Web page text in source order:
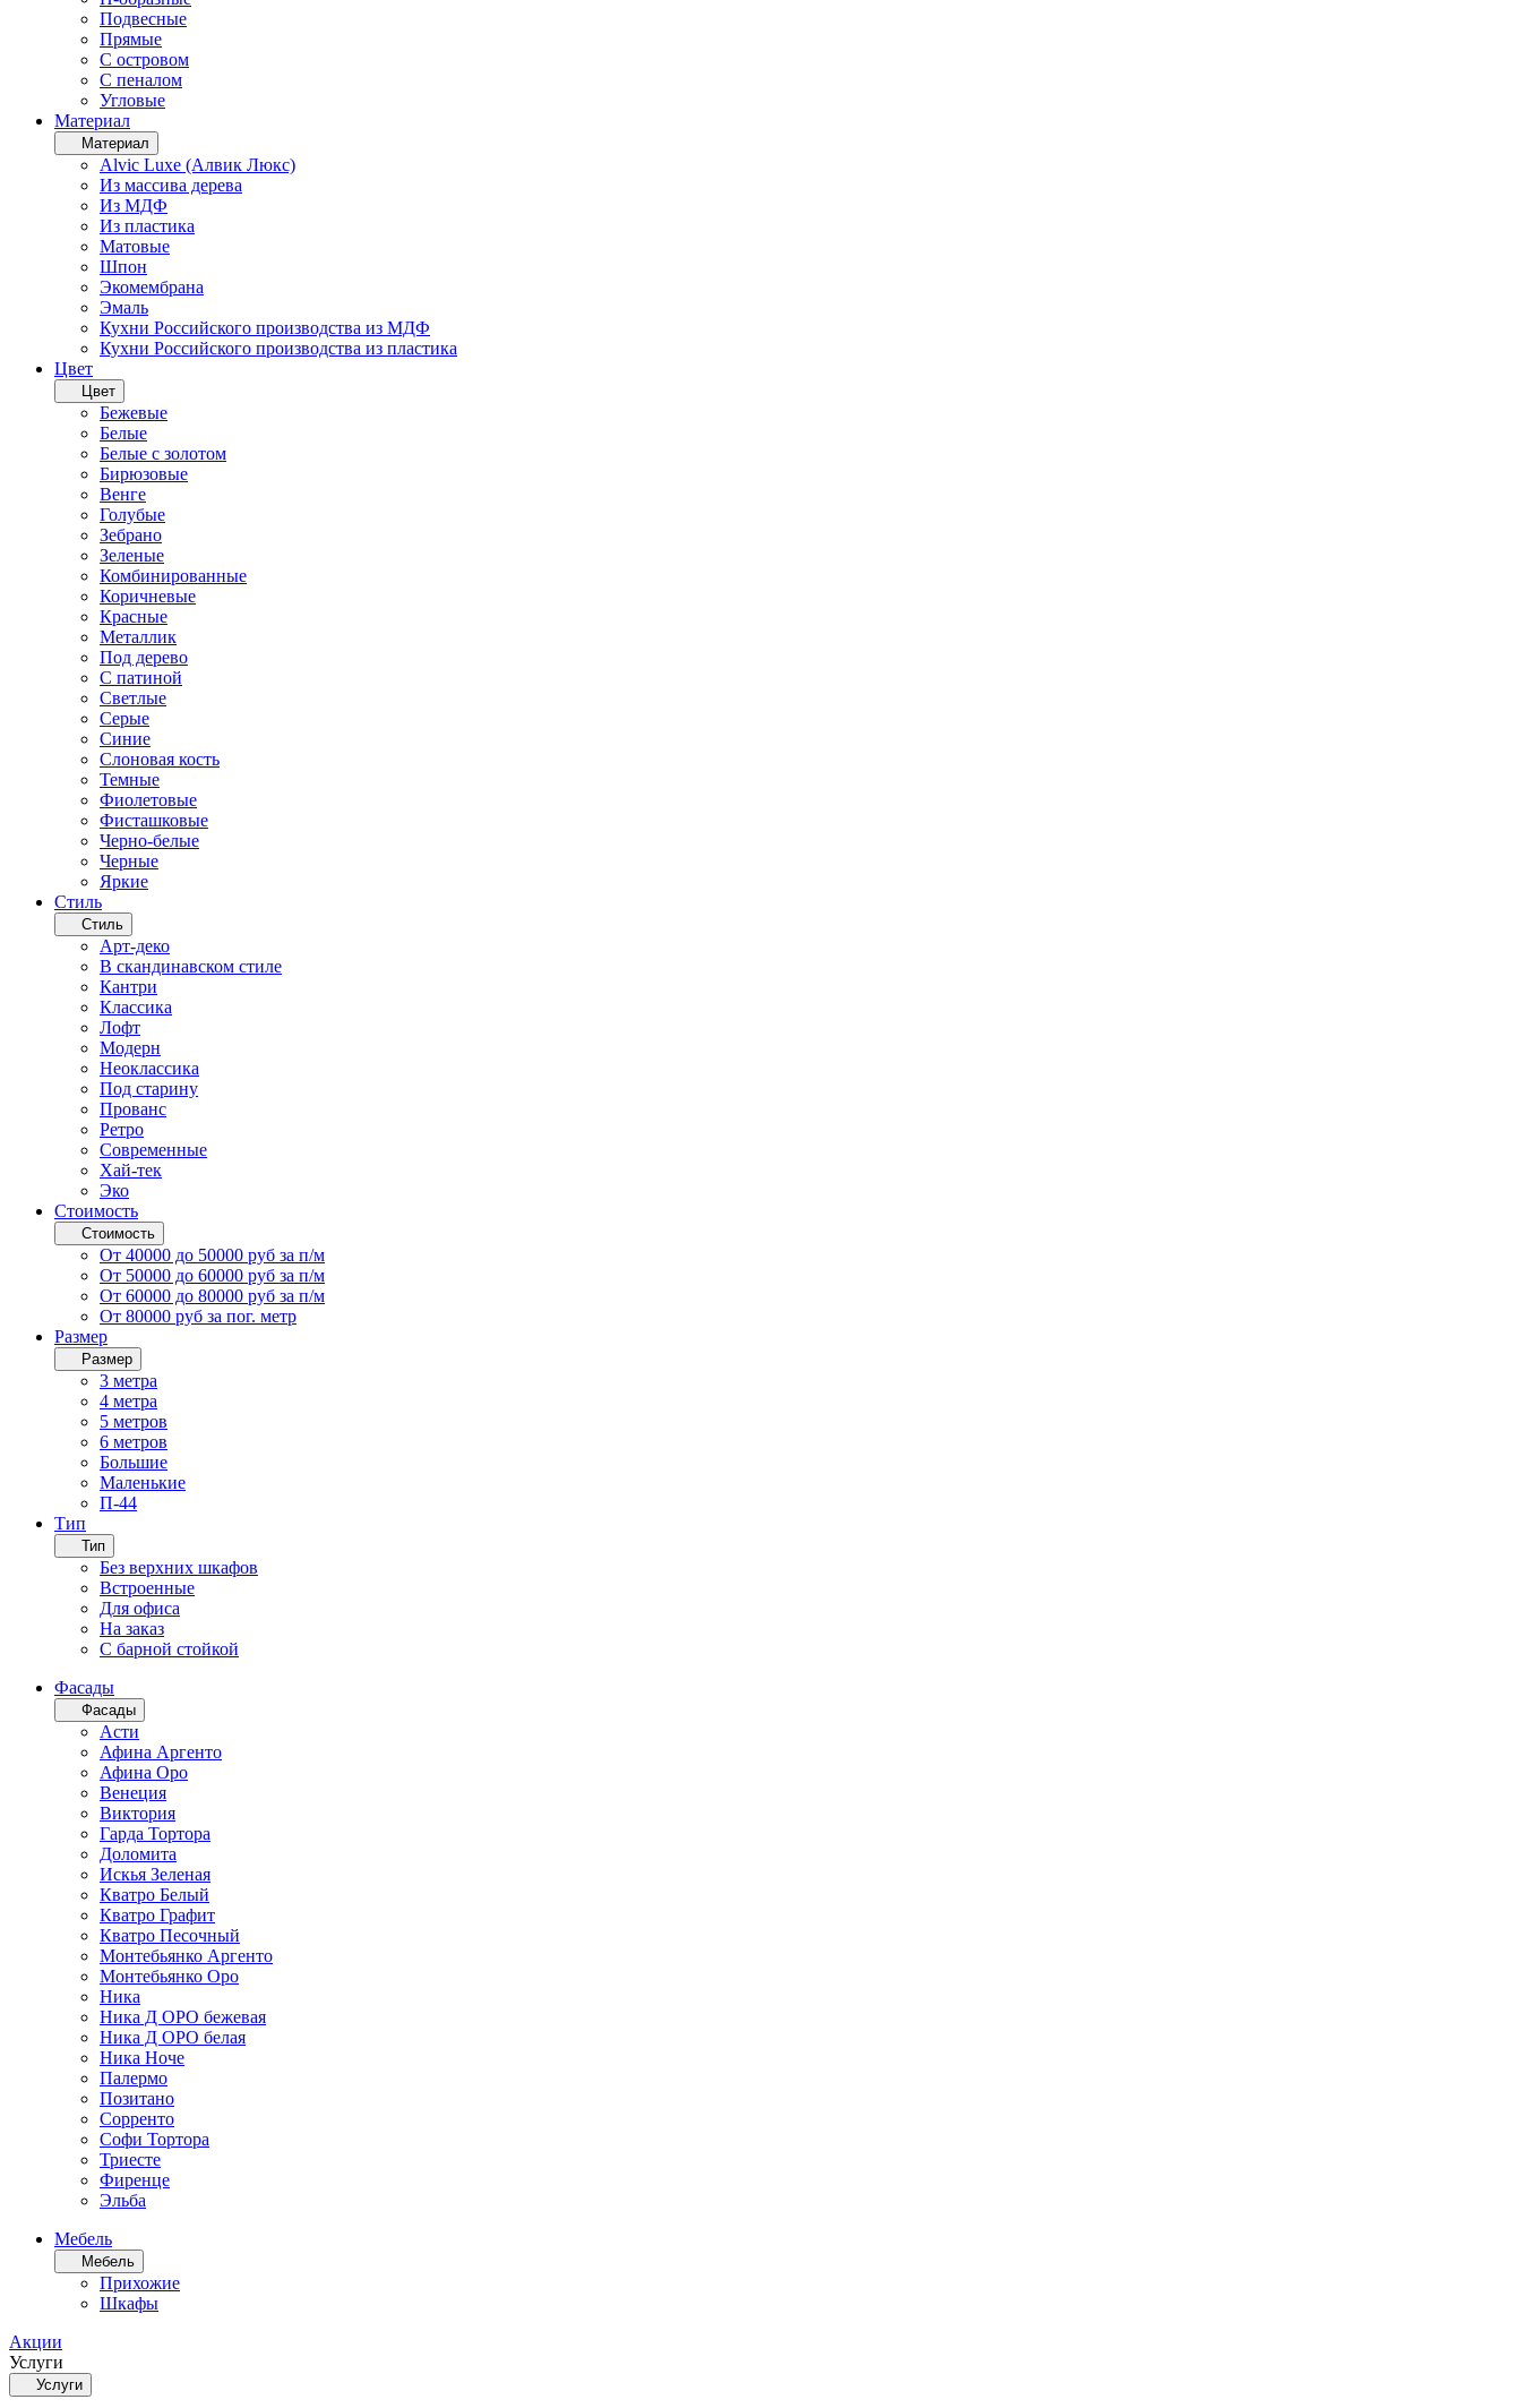
Подвесные
Прямые
С островом
С пеналом
Угловые
Материал
Материал
Alvic Luxe (Алвик Люкс)
Из массива дерева
Из МДФ
Из пластика
Матовые
Шпон
Экомембрана
Эмаль
Кухни Российского производства из МДФ
Кухни Российского производства из пластика
Цвет
Цвет
Бежевые
Белые
Белые с золотом
Бирюзовые
Венге
Голубые
Зебрано
Зеленые
Комбинированные
Коричневые
Красные
Металлик
Под дерево
С патиной
Светлые
Серые
Синие
Слоновая кость
Темные
Фиолетовые
Фисташковые
Черно-белые
Черные
Яркие
Стиль
Стиль
Арт-деко
В скандинавском стиле
Кантри
Классика
Лофт
Модерн
Неоклассика
Под старину
Прованс
Ретро
Современные
Хай-тек
Эко
Стоимость
Стоимость
От 40000 до 50000 руб за п/м
От 50000 до 60000 руб за п/м
От 60000 до 80000 руб за п/м
От 80000 руб за пог. метр
Размер
Размер
3 метра
4 метра
5 метров
6 метров
Большие
Маленькие
П-44
Тип
Тип
Без верхних шкафов
Встроенные
Для офиса
На заказ
С барной стойкой
Фасады
Фасады
Асти
Афина Аргенто
Афина Оро
Венеция
Виктория
Гарда Тортора
Доломита
Искья Зеленая
Кватро Белый
Кватро Графит
Кватро Песочный
Монтебьянко Аргенто
Монтебьянко Оро
Ника
Ника Д ОРО бежевая
Ника Д ОРО белая
Ника Ноче
Палермо
Позитано
Сорренто
Софи Тортора
Триесте
Фиренце
Эльба
Мебель
Мебель
Прихожие
Шкафы
Акции
Услуги
Услуги